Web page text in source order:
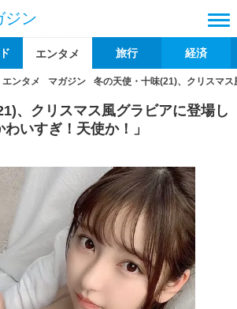
ジン
エンタメ 旅行 経済
エンタメ マガジン 冬の天使・十味(21)、クリスマ
、クリスマス風グラビアに登場し
いすぎ！天使か！」